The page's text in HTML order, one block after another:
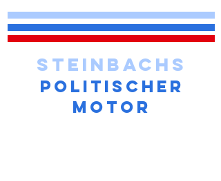
STEINBACHS
POLITISCHER
MOTOR